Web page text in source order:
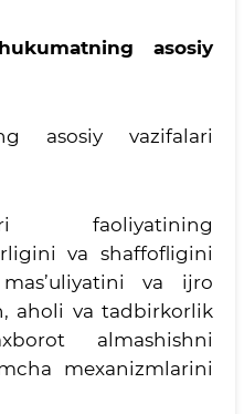
asosiy
asosiy vazifalari
faoliyatining
va shaffofligini
va ijro
aholi va tadbirkorlik
almashishni
mexanizmlarini